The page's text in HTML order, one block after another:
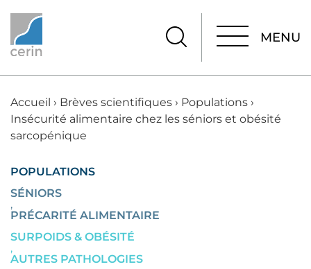
MENU
Accueil › Brèves scientifiques › Populations ›
Insécurité alimentaire chez les séniors et obésité
sarcopénique
POPULATIONS
SÉNIORS
,
PRÉCARITÉ ALIMENTAIRE
SURPOIDS & OBÉSITÉ
,
AUTRES PATHOLOGIES